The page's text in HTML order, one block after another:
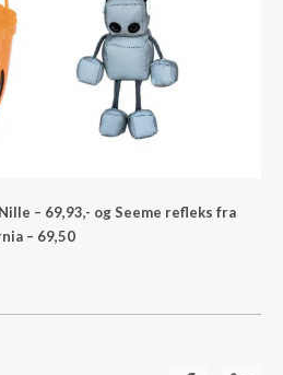
– 69,93,- og Seeme refleks fra
– 69,50